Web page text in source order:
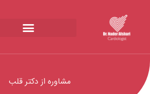
مشاوره از دکتر قلب